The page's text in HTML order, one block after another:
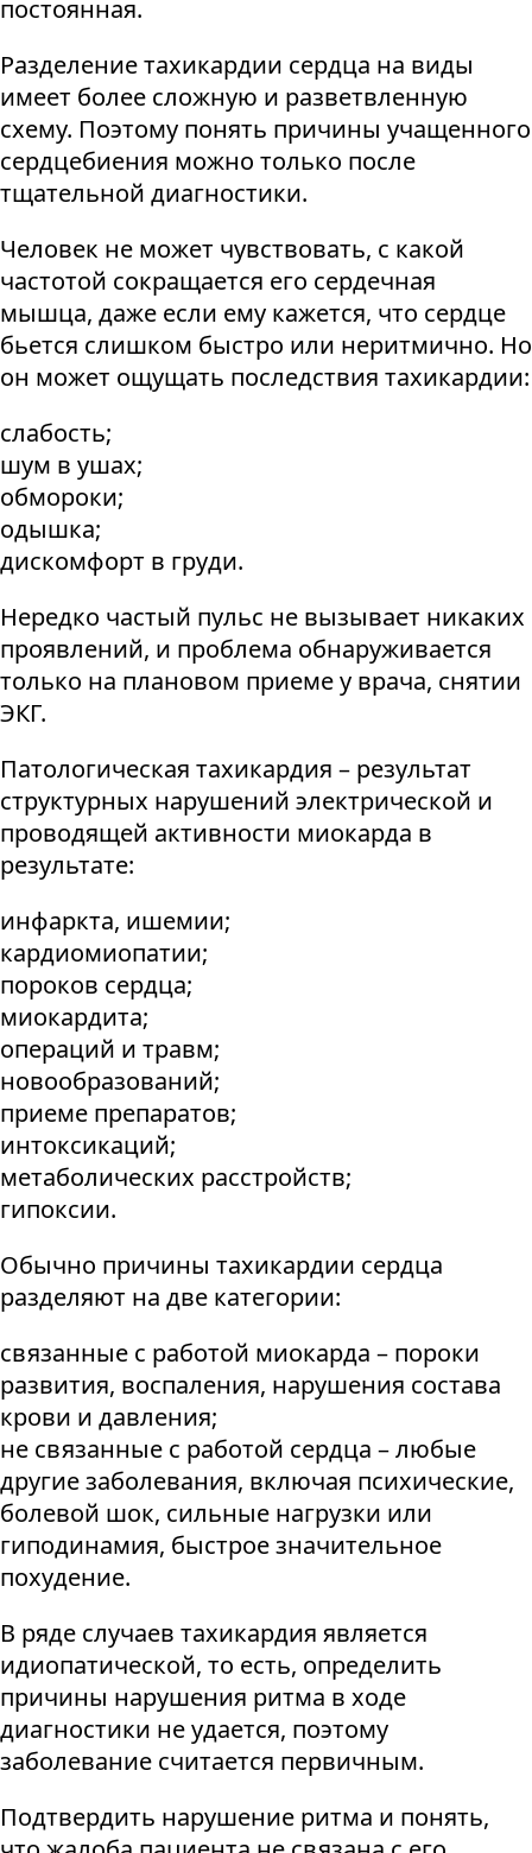
постоянная.
Разделение тахикардии сердца на виды
имеет более сложную и разветвленную
схему. Поэтому понять причины учащенного
сердцебиения можно только после
тщательной диагностики.
Человек не может чувствовать, с какой
частотой сокращается его сердечная
мышца, даже если ему кажется, что сердце
бьется слишком быстро или неритмично. Но
он может ощущать последствия тахикардии:
слабость;
шум в ушах;
обмороки;
одышка;
дискомфорт в груди.
Нередко частый пульс не вызывает никаких
проявлений, и проблема обнаруживается
только на плановом приеме у врача, снятии
ЭКГ.
Патологическая тахикардия – результат
структурных нарушений электрической и
проводящей активности миокарда в
результате:
инфаркта, ишемии;
кардиомиопатии;
пороков сердца;
миокардита;
операций и травм;
новообразований;
приеме препаратов;
интоксикаций;
метаболических расстройств;
гипоксии.
Обычно причины тахикардии сердца
разделяют на две категории:
связанные с работой миокарда – пороки
развития, воспаления, нарушения состава
крови и давления;
не связанные с работой сердца – любые
другие заболевания, включая психические,
болевой шок, сильные нагрузки или
гиподинамия, быстрое значительное
похудение.
В ряде случаев тахикардия является
идиопатической, то есть, определить
причины нарушения ритма в ходе
диагностики не удается, поэтому
заболевание считается первичным.
Подтвердить нарушение ритма и понять,